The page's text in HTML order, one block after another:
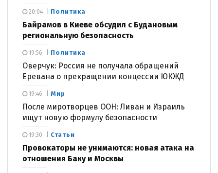
Политика
Байрамов в Киеве обсудил с Будановым
региональную безопасность
20:04
Политика
Оверчук: Россия не получала обращений
Еревана о прекращении концессии ЮКЖД
19:56
Мир
После миротворцев ООН: Ливан и Израиль
ищут новую формулу безопасности
19:46
Статьи
Провокаторы не унимаются: новая атака на
отношения Баку и Москвы
19:30